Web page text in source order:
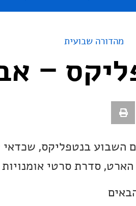
מהדורה שבועית
–
השבוע בנטפליקס,
סדרת סרטי אומנויות